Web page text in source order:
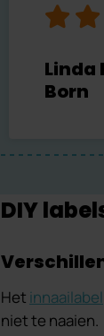
Linda
Born
DIY
Het innaailabel
niet te naaien.